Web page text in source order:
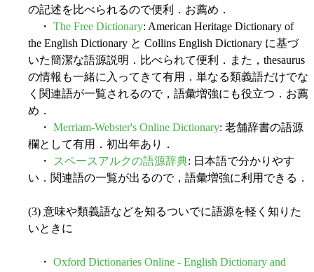
の記述を比べられるので便利．お薦め．
・ The Free Dictionary: American Heritage Dictionary of
the English Dictionary と Collins English Dictionary に基づ
いた簡潔な語源説明．比べられて便利．また，thesaurus
の情報も一緒に入ってきて有用．単なる類義語だけでな
く関連語が一覧されるので，語彙増強にも役立つ．お薦
め．
・ Merriam-Webster's Online Dictionary: 老舗辞書の語源
欄として有用．初出年あり．
・
スペースアルクの語源辞典: 日本語で分かりやす
い．関連語の一覧が出るので，語彙増強に利用できる．
(3) 意味や類義語などを知るついでに語源を軽く知りた
いときに
・ Oxford Dictionaries Online - English Dictionary and